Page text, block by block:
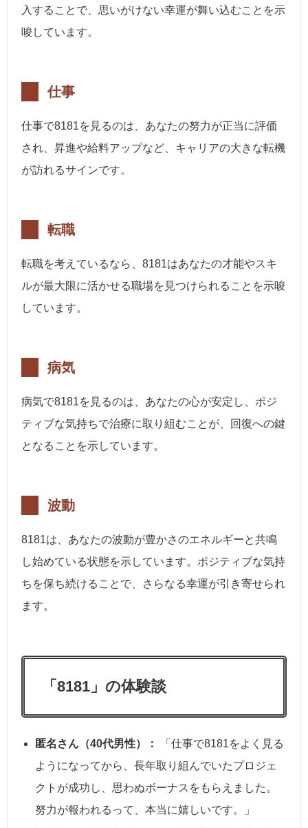
入することで、思いがけない幸運が舞い込むことを示
唆しています。
仕事
仕事で8181を見るのは、あなたの努力が正当に評価
され、昇進や給料アップなど、キャリアの大きな転機
が訪れるサインです。
転職
転職を考えているなら、8181はあなたの才能やスキ
ルが最大限に活かせる職場を見つけられることを示唆
しています。
病気
病気で8181を見るのは、あなたの心が安定し、ポジ
ティブな気持ちで治療に取り組むことが、回復への鍵
となることを示しています。
波動
8181は、あなたの波動が豊かさのエネルギーと共鳴
し始めている状態を示しています。ポジティブな気持
ちを保ち続けることで、さらなる幸運が引き寄せられ
ます。
「8181」の体験談
匿名さん（40代男性）：
「仕事で8181をよく見る
ようになってから、長年取り組んでいたプロジェ
クトが成功し、思わぬボーナスをもらえました。
努力が報われるって、本当に嬉しいです。」